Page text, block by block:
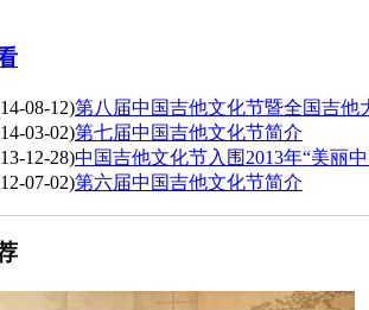
08-12)第八届中国吉他文化节暨全国吉他
03-02)第七届中国吉他文化节简介
12-28)中国吉他文化节入围2013年“美丽
07-02)第六届中国吉他文化节简介